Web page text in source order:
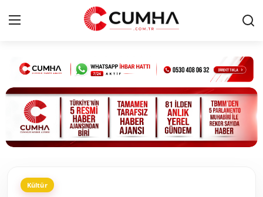
Kurumsal
Cumhurbaşkanlığı
Bakanlıklar
Siyasi Partiler
Kültür